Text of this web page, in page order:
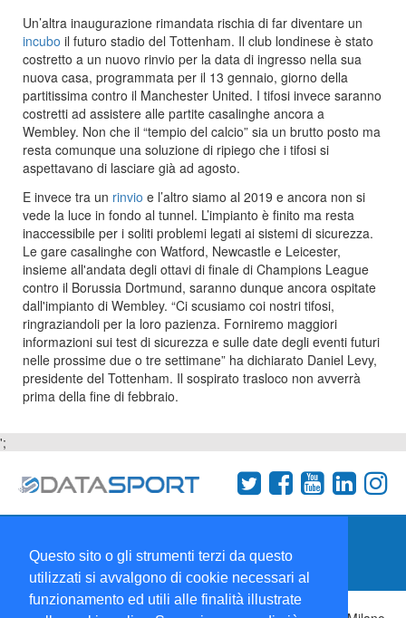
Questo sito o gli strumenti terzi da questo
utilizzati si avvalgono di cookie necessari al
funzionamento ed utili alle finalità illustrate
Un’altra inaugurazione rimandata rischia di far diventare un
incubo il futuro stadio del Tottenham. Il club londinese è stato
costretto a un nuovo rinvio per la data di ingresso nella sua
nuova casa, programmata per il 13 gennaio, giorno della
partitissima contro il Manchester United. I tifosi invece saranno
costretti ad assistere alle partite casalinghe ancora a
Wembley. Non che il “tempio del calcio” sia un brutto posto ma
resta comunque una soluzione di ripiego che i tifosi si
aspettavano di lasciare già ad agosto.
E invece tra un rinvio e l’altro siamo al 2019 e ancora non si
vede la luce in fondo al tunnel. L’impianto è finito ma resta
inaccessibile per i soliti problemi legati ai sistemi di sicurezza.
Le gare casalinghe con Watford, Newcastle e Leicester,
insieme all'andata degli ottavi di finale di Champions League
contro il Borussia Dortmund, saranno dunque ancora ospitate
dall'impianto di Wembley. “Ci scusiamo coi nostri tifosi,
ringraziandoli per la loro pazienza. Forniremo maggiori
informazioni sui test di sicurezza e sulle date degli eventi futuri
nelle prossime due o tre settimane” ha dichiarato Daniel Levy,
presidente del Tottenham. Il sospirato trasloco non avverrà
prima della fine di febbraio.
';
Collabora con noi